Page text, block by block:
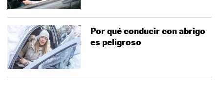
Por qué conducir con abrigo
es peligroso